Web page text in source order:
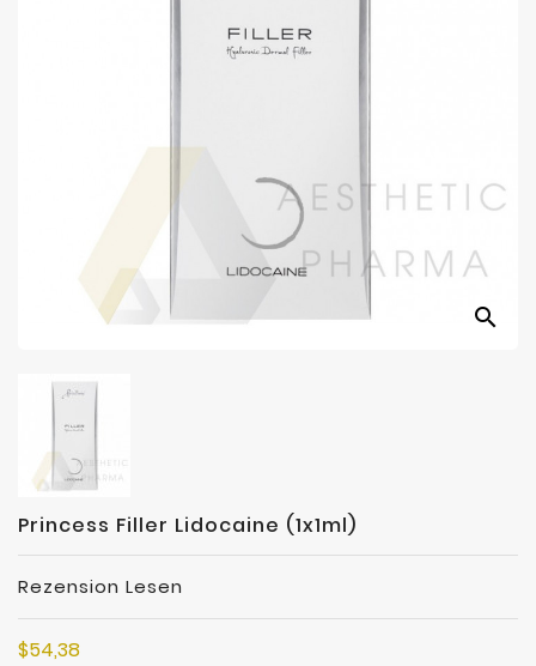
search
Princess Filler Lidocaine (1x1ml)
Rezension Lesen
$54,38